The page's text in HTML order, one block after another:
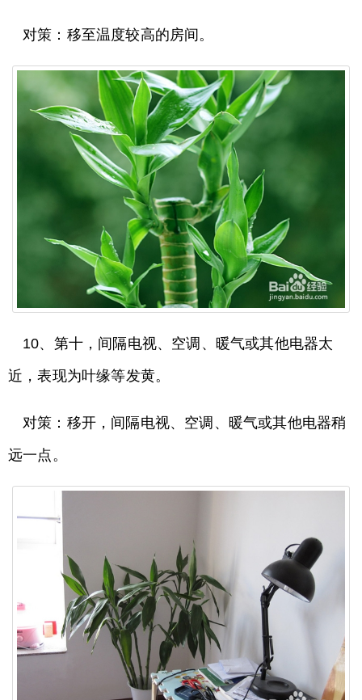
对策：移至温度较高的房间。
10、第十，间隔电视、空调、暖气或其他电器太
近，表现为叶缘等发黄。
对策：移开，间隔电视、空调、暖气或其他电器稍
远一点。